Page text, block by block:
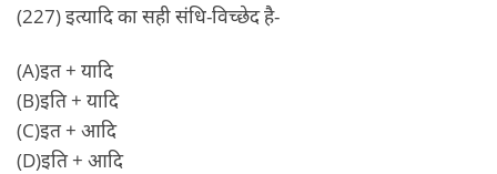
(227) इत्यादि का सही संधि-विच्छेद है-
(A)इत + यादि
(B)इति + यादि
(C)इत + आदि
(D)इति + आदि